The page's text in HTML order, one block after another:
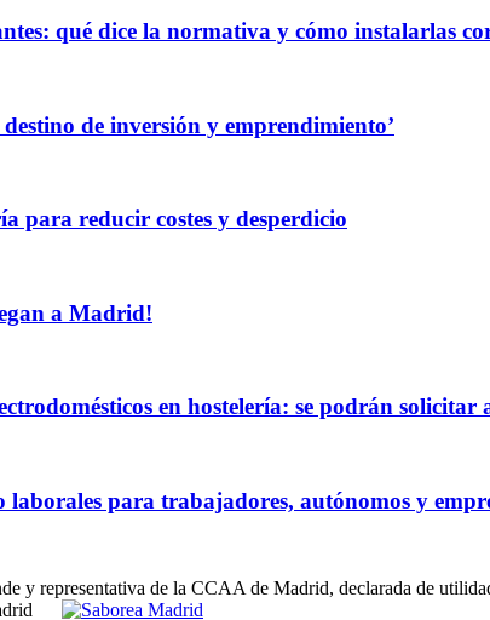
qué dice la normativa y cómo instalarlas
de inversión y emprendimiento’
para reducir costes y desperdicio
a Madrid!
en hostelería: se podrán solicitar
para trabajadores, autónomos y
y representativa de la CCAA de Madrid, declarada de